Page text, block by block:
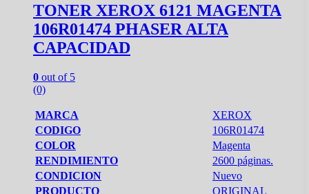
TONER XEROX 6121 MAGENTA
106R01474 PHASER ALTA
CAPACIDAD
0 out of 5
(0)
MARCA
XEROX
CODIGO
106R01474
COLOR
Magenta
RENDIMIENTO
2600 páginas.
CONDICION
Nuevo
PRODUCTO
ORIGINAL